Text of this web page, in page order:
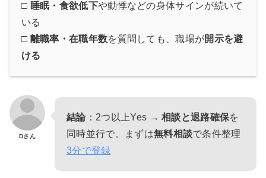
□ 睡眠・食欲低下や動悸などの身体サインが続いて
いる
□ 離職率・在職年数を質問しても、職場が開示を避
ける
Dさん
結論：2つ以上Yes →相談と退路確保を
同時並行で。まずは無料相談で条件整理
3分で登録